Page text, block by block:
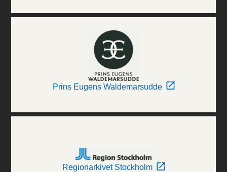
Prins Eugens Waldemarsudde
Regionarkivet Stockholm